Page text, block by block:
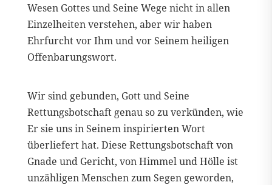
Wesen Gottes und Seine Wege nicht in allen
Einzelheiten verstehen, aber wir haben
Ehrfurcht vor Ihm und vor Seinem heiligen
Offenbarungswort.
Wir sind gebunden, Gott und Seine
Rettungsbotschaft genau so zu verkünden, wie
Er sie uns in Seinem inspirierten Wort
überliefert hat. Diese Rettungsbotschaft von
Gnade und Gericht, von Himmel und Hölle ist
unzähligen Menschen zum Segen geworden,